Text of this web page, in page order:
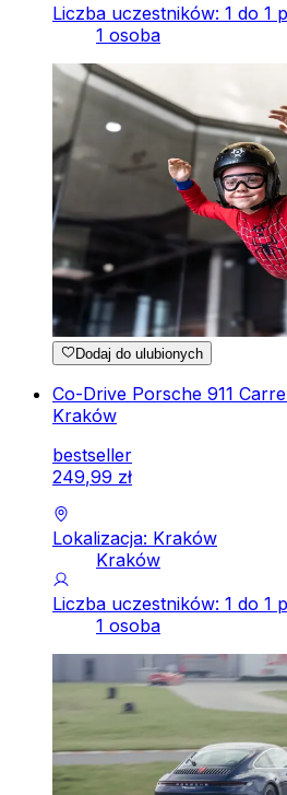
Liczba uczestników: 1 do 1
1 osoba
Dodaj do ulubionych
Co-Drive Porsche 911
Kraków
bestseller
249,99 zł
Lokalizacja: Kraków
Kraków
Liczba uczestników: 1 do 1
1 osoba